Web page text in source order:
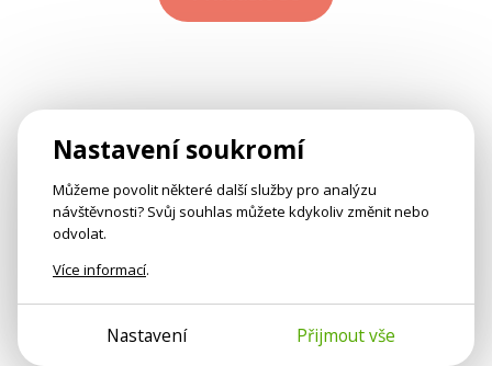
Nastavení soukromí
Můžeme povolit některé další služby pro analýzu
návštěvnosti? Svůj souhlas můžete kdykoliv změnit nebo
odvolat.
Více informací.
Nastavení Přijmout vše